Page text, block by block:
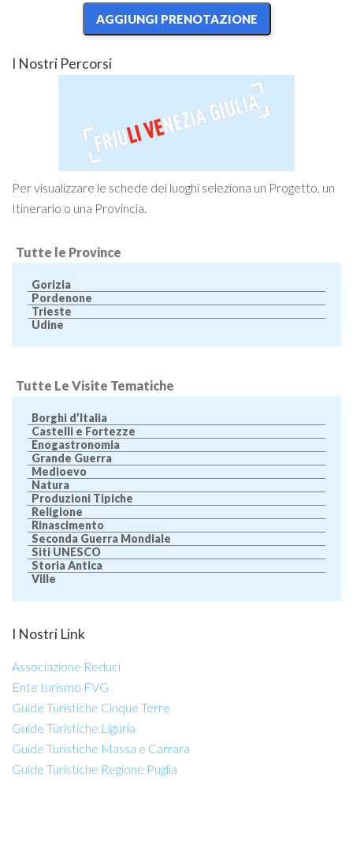
I Nostri Percorsi
Per visualizzare le schede dei luoghi seleziona un Progetto, un
Itinerario o una Provincia.
Tutte le Province
Gorizia
Pordenone
Trieste
Udine
Tutte Le Visite Tematiche
Borghi d’Italia
Castelli e Fortezze
Enogastronomia
Grande Guerra
Medioevo
Natura
Produzioni Tipiche
Religione
Rinascimento
Seconda Guerra Mondiale
Siti UNESCO
Storia Antica
Ville
I Nostri Link
Associazione Reduci
Ente turismo FVG
Guide Turistiche Cinque Terre
Guide Turistiche Liguria
Guide Turistiche Massa e Carrara
Guide Turistiche Regione Puglia